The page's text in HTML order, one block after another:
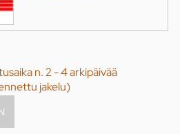
n. 2 - 4 arkipäivää
jakelu)